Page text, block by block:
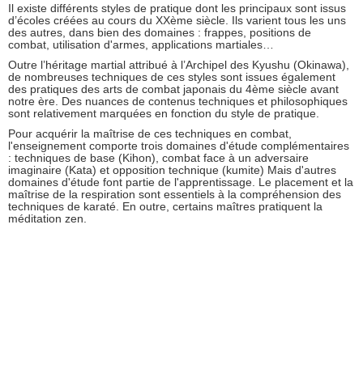
Il existe différents styles de pratique dont les principaux sont issus
d’écoles créées au cours du XXème siècle. Ils varient tous les uns
des autres, dans bien des domaines : frappes, positions de
combat, utilisation d'armes, applications martiales…
Outre l’héritage martial attribué à l’Archipel des Kyushu (Okinawa),
de nombreuses techniques de ces styles sont issues également
des pratiques des arts de combat japonais du 4ème siècle avant
notre ère. Des nuances de contenus techniques et philosophiques
sont relativement marquées en fonction du style de pratique.
Pour acquérir la maîtrise de ces techniques en combat,
l'enseignement comporte trois domaines d'étude complémentaires
: techniques de base (Kihon), combat face à un adversaire
imaginaire (Kata) et opposition technique (kumite) Mais d'autres
domaines d'étude font partie de l'apprentissage. Le placement et la
maîtrise de la respiration sont essentiels à la compréhension des
techniques de karaté. En outre, certains maîtres pratiquent la
méditation zen.